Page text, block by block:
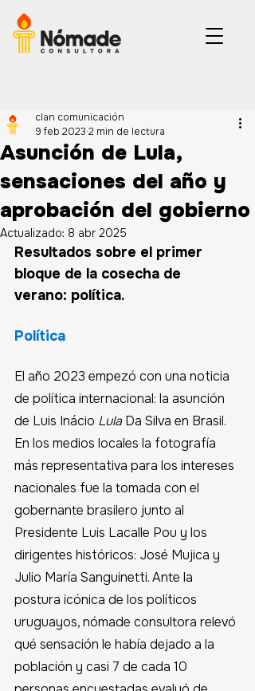
Asunción de Lula,
sensaciones del año y
aprobación del gobierno
clan comunicación
9 feb 2023 2 min de lectura
Actualizado: 8 abr 2025
Resultados sobre el primer
bloque de la cosecha de
verano: política.
Política
El año 2023 empezó con una noticia
de política internacional: la asunción
de Luis Inácio Lula Da Silva en Brasil.
En los medios locales la fotografía
más representativa para los intereses
nacionales fue la tomada con el
gobernante brasilero junto al
Presidente Luis Lacalle Pou y los
dirigentes históricos: José Mujica y
Julio María Sanguinetti. Ante la
postura icónica de los políticos
uruguayos, nómade consultora relevó
qué sensación le había dejado a la
población y casi 7 de cada 10